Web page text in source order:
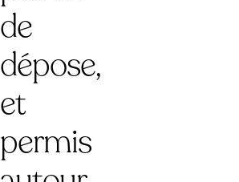
de
dépose,
et
permis